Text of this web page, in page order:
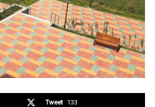
Tweet 133